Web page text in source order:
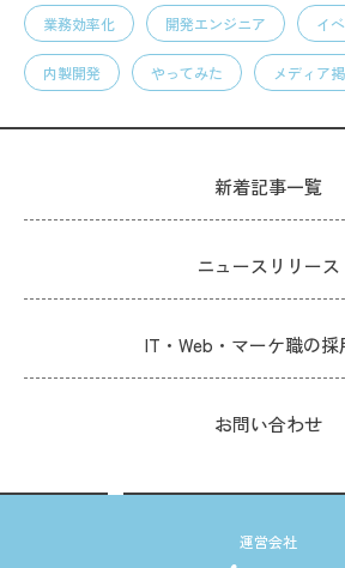
業務効率化 開発エンジニア イ
内製開発 やってみた メディア
新着記事一覧
ニュースリリース
IT・Web・マーケ職の採
お問い合わせ
運営会社